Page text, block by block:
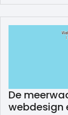
De
webdesign